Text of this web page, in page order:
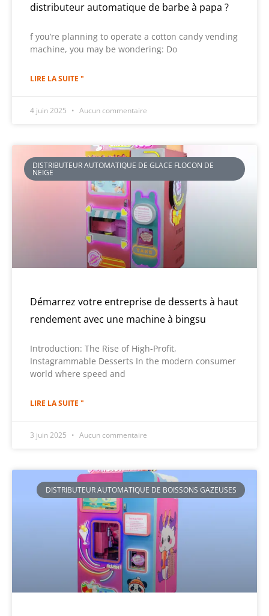
distributeur automatique de barbe à papa ?
f you’re planning to operate a cotton candy vending
machine, you may be wondering: Do
LIRE LA SUITE "
4 juin 2025 Aucun commentaire
DISTRIBUTEUR AUTOMATIQUE DE GLACE FLOCON DE
NEIGE
Démarrez votre entreprise de desserts à haut
rendement avec une machine à bingsu
Introduction: The Rise of High-Profit,
Instagrammable Desserts In the modern consumer
world where speed and
LIRE LA SUITE "
3 juin 2025 Aucun commentaire
DISTRIBUTEUR AUTOMATIQUE DE BOISSONS GAZEUSES